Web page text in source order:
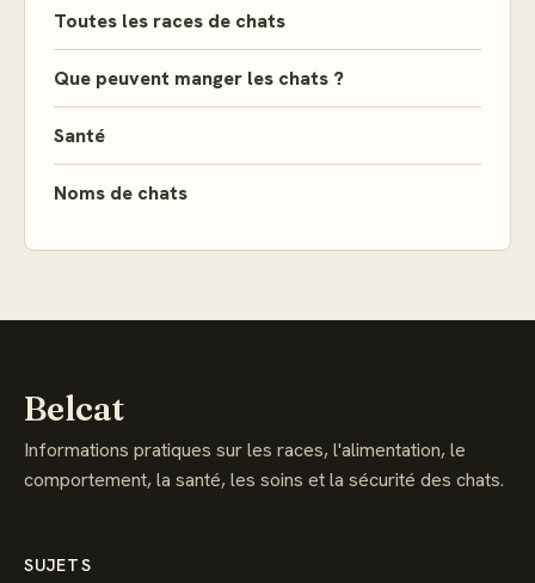
Toutes les races de chats
Que peuvent manger les chats ?
Santé
Noms de chats
Belcat
Informations pratiques sur les races, l'alimentation, le
comportement, la santé, les soins et la sécurité des chats.
SUJETS